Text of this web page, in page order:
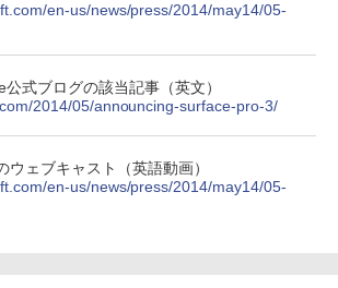
en-us/news/press/2014/may14/05-
式ブログの該当記事（英文）
2014/05/announcing-surface-pro-3/
ェブキャスト（英語動画）
en-us/news/press/2014/may14/05-